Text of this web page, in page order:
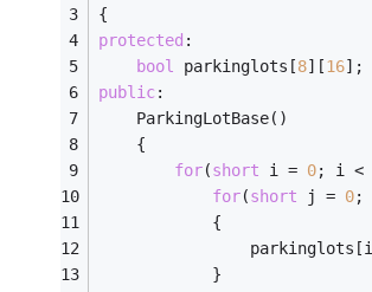
{
protected :
bool parkinglots[8][16];
public:
	ParkingLotBase()
	{
for(short i = 0; i <
for(short j = 0;
			{
			}